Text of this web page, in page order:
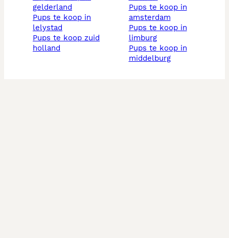
gelderland
pups te koop in
lelystad
pups te koop zuid
holland
pups te koop in
amsterdam
pups te koop in
limburg
pups te koop in
middelburg